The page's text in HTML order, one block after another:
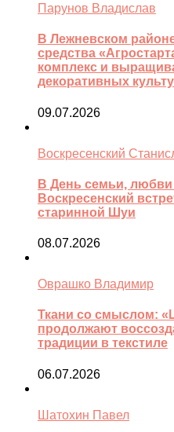
Парунов Владислав
В Лежневском
средства
комплекс и
декоративных
09.07.2026
Воскресенский
В День семьи, любви
Воскресенский
старинной Шуи
08.07.2026
Оврашко Владимир
Ткани со смыслом:
продолжают
традиции в текстиле
06.07.2026
Шатохин Павел